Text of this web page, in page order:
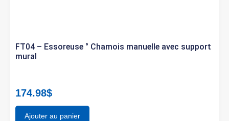
FT04 – Essoreuse ° Chamois manuelle avec support
mural
174.98$
Ajouter au panier